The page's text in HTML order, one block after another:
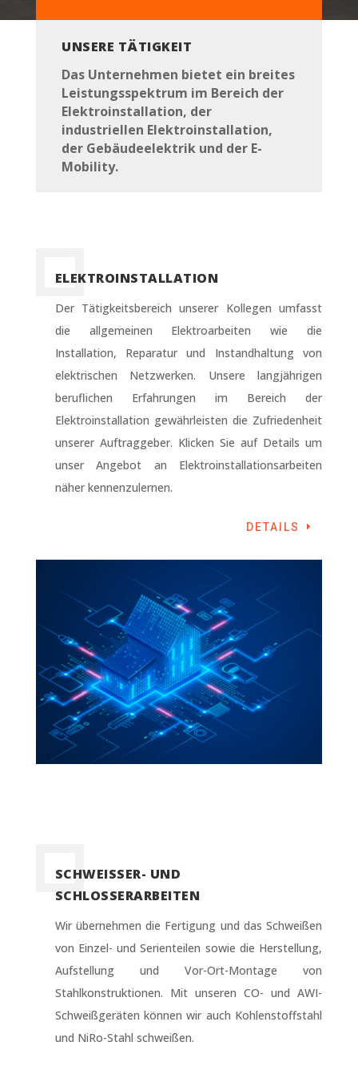
UNSERE TÄTIGKEIT
Das Unternehmen bietet ein breites
Leistungsspektrum im Bereich der
Elektroinstallation, der
industriellen Elektroinstallation,
der Gebäudeelektrik und der E-
Mobility.
ELEKTROINSTALLATION
Der Tätigkeitsbereich unserer Kollegen umfasst
die allgemeinen Elektroarbeiten wie die
Installation, Reparatur und Instandhaltung von
elektrischen Netzwerken. Unsere langjährigen
beruflichen Erfahrungen im Bereich der
Elektroinstallation gewährleisten die Zufriedenheit
unserer Auftraggeber. Klicken Sie auf Details um
unser Angebot an Elektroinstallationsarbeiten
näher kennenzulernen.
DETAILS
SCHWEISSER- UND S
CHLOSSERARBEITEN
Wir übernehmen die Fertigung und das Schweißen
von Einzel- und Serienteilen sowie die Herstellung,
Aufstellung und Vor-Ort-Montage von
Stahlkonstruktionen. Mit unseren CO- und AWI-
Schweißgeräten können wir auch Kohlenstoffstahl
und NiRo-Stahl schweißen.